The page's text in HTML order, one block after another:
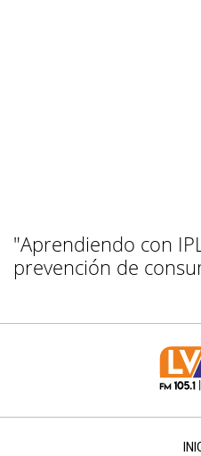
"Aprendiendo con
prevención de